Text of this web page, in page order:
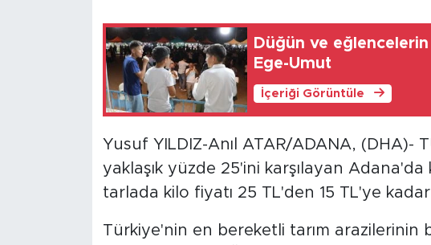
Düğün ve
Ege-Umut
İçeriği Görüntüle
Yusuf YILDIZ-Anıl ATAR/ADANA, (DHA)-
yaklaşık yüzde 25'ini karşılayan
tarlada kilo fiyatı 25 TL'den 15 TL'ye
Türkiye'nin en bereketli tarım